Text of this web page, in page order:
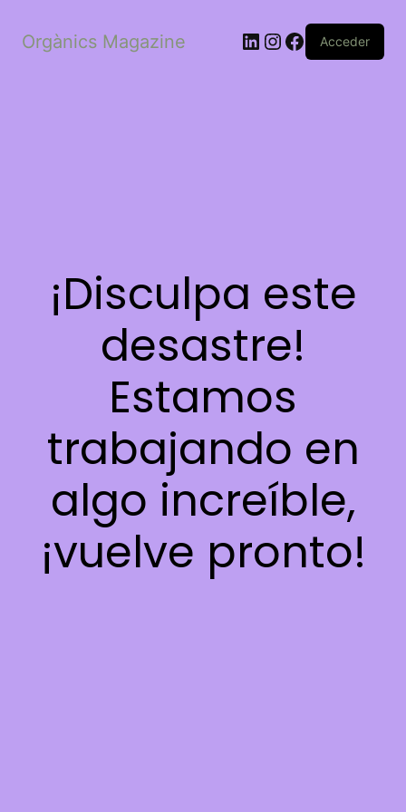
Orgànics Magazine LinkedIn
Instagram
Facebook
Acceder
¡Disculpa este
desastre!
Estamos
trabajando en
algo increíble,
¡vuelve pronto!